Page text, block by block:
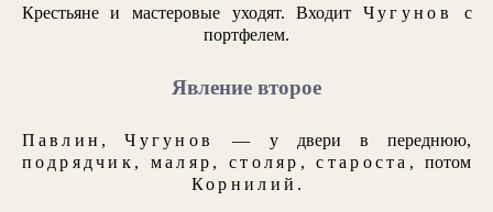
Крестьяне и мастеровые уходят. Входит Чугунов
с
портфелем.
Явление второе
Павлин ,Чугунов
— у двери в переднюю,
подрядчик , маляр , столяр ,староста , потом
Корнилий .